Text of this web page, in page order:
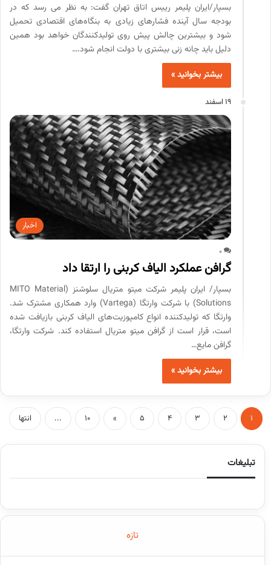
بسپار/ایران پلیمر رییس اتاق تهران گفت: به نظر می رسد که در
بودجه سال آینده فشارهای زیادی به بنگاه‌های اقتصادی تحمیل
شود و بیشترین چالش‌ پیش روی تولیدکنندگان خواهد بود همین
دلیل باید چانه زنی بیشتری با دولت انجام شود.…
بیشتر بخوانید »
19 اسفند
اخبار
0
گرافن عملکرد الیاف کربنی را ارتقا داد
بسپار/ ایران پلیمر شرکت میتو متریال سلوشنز (MITO Material
Solutions) با شرکت وارتگا (Vartega) وارد همکاری مشترک شد.
وارتگا که تولیدکننده انواع کامپوزیت‌های الیاف کربنی بازیافت شده
است، قرار است از گرافن میتو متریال استفاده کند. شرکت وارتگا،
گرافن مایع…
بیشتر بخوانید »
1
2
3
4
5
»
10
... انتها
تبلیغات
تازه